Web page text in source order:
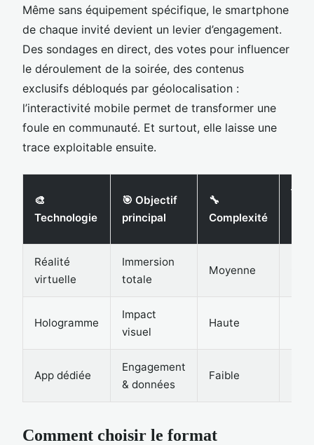
Même sans équipement spécifique, le smartphone
de chaque invité devient un levier d’engagement.
Des sondages en direct, des votes pour influencer
le déroulement de la soirée, des contenus
exclusifs débloqués par géolocalisation :
l’interactivité mobile permet de transformer une
foule en communauté. Et surtout, elle laisse une
trace exploitable ensuite.
🎨
Technologie
🎯 Objectif
principal
🔧
Complexité
💡
Réalité
virtuelle
Immersion
totale
Moyenne
Hologramme
Impact
visuel
Haute
App dédiée
Engagement
& données
Faible
Comment choisir le format